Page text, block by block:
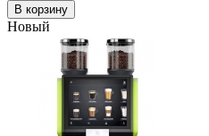
В корзину
Новый